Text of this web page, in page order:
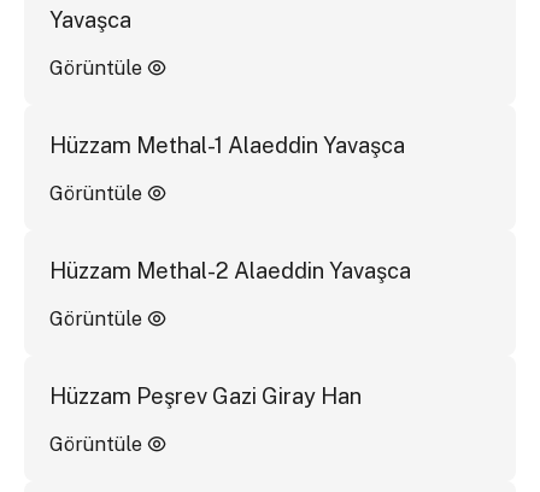
Yavaşca
Görüntüle
Hüzzam Methal-1 Alaeddin Yavaşca
Görüntüle
Hüzzam Methal-2 Alaeddin Yavaşca
Görüntüle
Hüzzam Peşrev Gazi Giray Han
Görüntüle